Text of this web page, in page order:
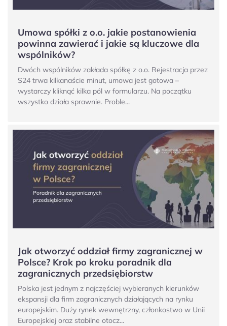
Umowa spółki z o.o. jakie postanowienia
powinna zawierać i jakie są kluczowe dla
wspólników?
Dwóch wspólników zakłada spółkę z o.o. Rejestracja przez
S24 trwa kilkanaście minut, umowa jest gotowa –
wystarczy kliknąć kilka pól w formularzu. Na początku
wszystko działa sprawnie. Proble...
Jak otworzyć oddział firmy zagranicznej w
Polsce? Krok po kroku poradnik dla
zagranicznych przedsiębiorstw
Polska jest jednym z najczęściej wybieranych kierunków
ekspansji dla firm zagranicznych działających na rynku
europejskim. Duży rynek wewnętrzny, członkostwo w Unii
Europejskiej oraz stabilne otocz...